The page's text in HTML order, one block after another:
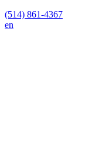
(514) 861-4367
en